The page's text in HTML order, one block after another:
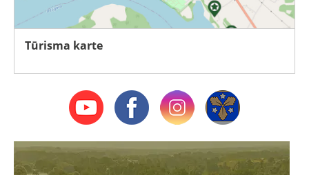
Tūrisma karte